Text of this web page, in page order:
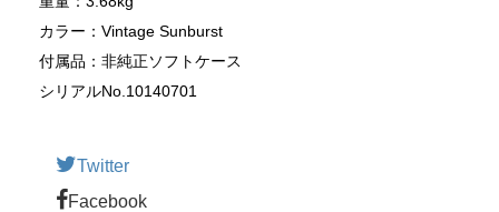
カラー：Vintage Sunburst
付属品：非純正ソフトケース
シリアルNo.10140701
Twitter
Facebook